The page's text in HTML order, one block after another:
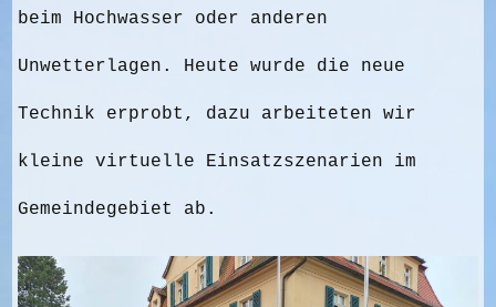
beim Hochwasser oder anderen
Unwetterlagen. Heute wurde die neue
Technik erprobt, dazu arbeiteten wir
kleine virtuelle Einsatzszenarien im
Gemeindegebiet ab.